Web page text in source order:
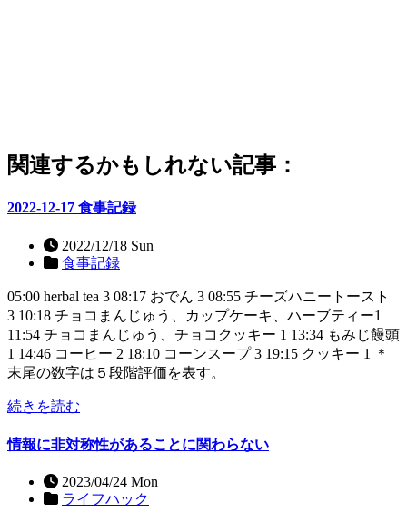
関連するかもしれない記事：
2022-12-17 食事記録
2022/12/18 Sun
食事記録
05:00 herbal tea 3 08:17 おでん 3 08:55 チーズハニートースト
3 10:18 チョコまんじゅう、カップケーキ、ハーブティー1
11:54 チョコまんじゅう、チョコクッキー 1 13:34 もみじ饅頭
1 14:46 コーヒー 2 18:10 コーンスープ 3 19:15 クッキー 1 ＊
末尾の数字は５段階評価を表す。
続きを読む
情報に非対称性があることに関わらない
2023/04/24 Mon
ライフハック